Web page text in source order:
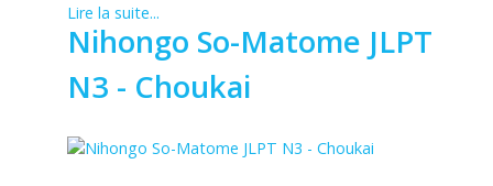
Lire la suite...
Nihongo So-Matome JLPT
N3 - Choukai